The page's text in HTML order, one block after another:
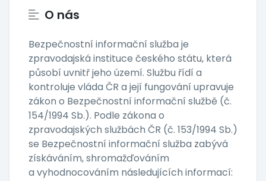
O nás
Bezpečnostní informační služba je
zpravodajská instituce českého státu, která
působí uvnitř jeho území. Službu řídí a
kontroluje vláda ČR a její fungování upravuje
zákon o Bezpečnostní informační službě (č.
154/1994 Sb.). Podle zákona o
zpravodajských službách ČR (č. 153/1994 Sb.)
se Bezpečnostní informační služba zabývá
získáváním, shromažďováním
a vyhodnocováním následujících informací: